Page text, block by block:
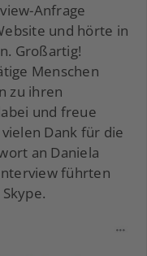
Anfrage
und hörte in
Großartig!
Menschen
zu ihren
und freue
Dank für die
an Daniela
führten